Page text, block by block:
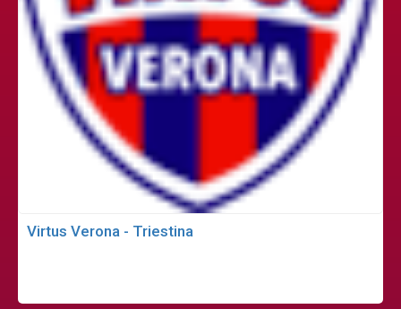
Virtus Verona - Triestina